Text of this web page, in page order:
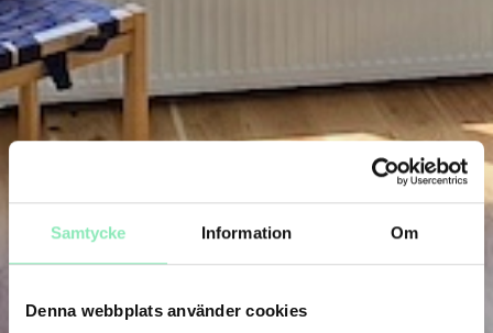
Samtycke Information Om
Denna webbplats använder cookies